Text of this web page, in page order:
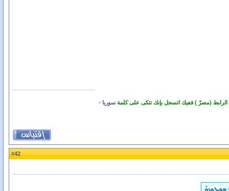
الرابط (مصرّ ) ففيك اتسجل بإنك تتكى على كلمةسوريا -
#
42